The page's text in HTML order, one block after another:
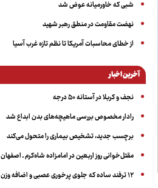
شبی که خاورمیانه عوض شد
نهضت مقاومت در منطق رهبر شهید
از خطای محاسبات آمریکا تا نظم تازه غرب آسیا
آخرین اخبار
نجف و کربلا در آستانه ۵۰ درجه
رادار مخصوص بررسی ماهیچه‌های بدن ابداع شد
برچسب جدید، تشخیص بیماری را متحول می‌کند
مقتل‌خوانی روز اربعین در امامزاده شاه‌کرم ـ اصفهان
۱۲ ترفند ساده که جلوی پرخوری عصبی و اضافه ‌وزن را می‌گیرد